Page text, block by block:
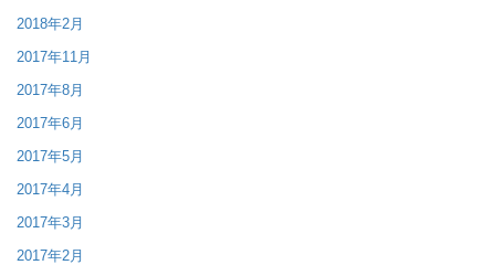
2018年2月
2017年11月
2017年8月
2017年6月
2017年5月
2017年4月
2017年3月
2017年2月